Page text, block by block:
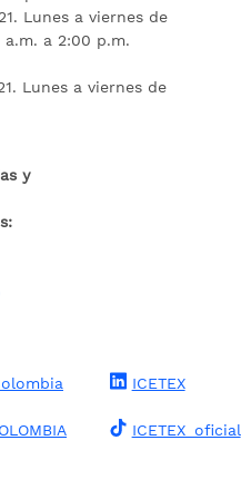
Lunes a viernes de
a 2:00 p.m.
Lunes a viernes de
y
ICETEX
ICETEX_oficial